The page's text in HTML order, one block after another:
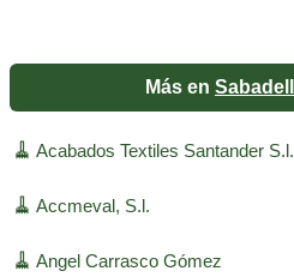
Más en Sabadell
🧹 Acabados Textiles Santander S.l.
🧹 Accmeval, S.l.
🧹 Angel Carrasco Gómez